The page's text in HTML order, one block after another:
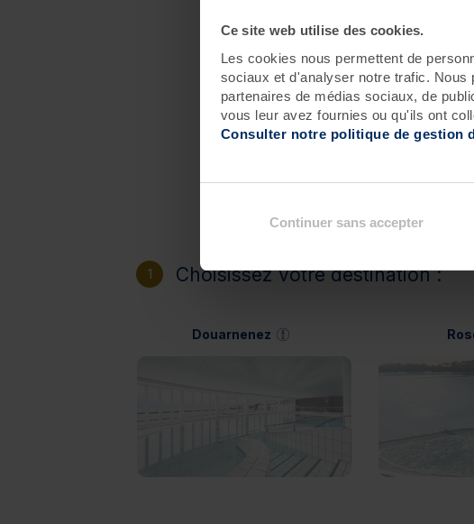
Ce site web utilise des cookies.
Les cookies nous permettent de
sociaux et d'analyser notre trafic.
partenaires de médias sociaux, de
vous leur avez fournies ou qu'ils ont
Consulter notre politique de gestion
Continuer sans accepter
1 Choisissez votre destination :
Douarnenez